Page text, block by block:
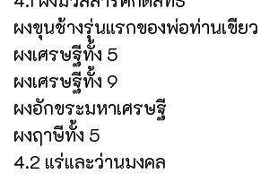
ผงขุนช้างรุ่นแรกของพ่อท่านเขียว
ผงเศรษฐีทั้ง 5
ผงเศรษฐีทั้ง 9
ผงอักขระมหาเศรษฐี
ผงฤาษีทั้ง 5
4.2 แร่และว่านมงคล